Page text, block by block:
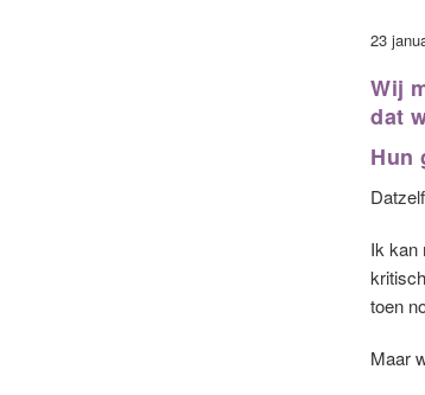
23
Wij
dat
Hun
Ik kan
toen
Maar